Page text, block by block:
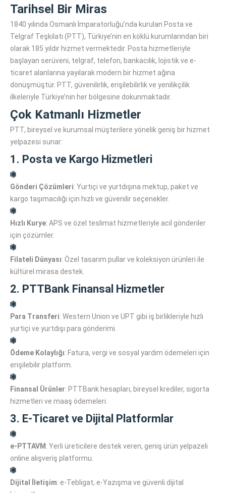
Tarihsel Bir Miras
1840 yılında Osmanlı İmparatorluğu’nda kurulan Posta ve
Telgraf Teşkilatı (PTT), Türkiye’nin en köklü kurumlarından biri
olarak 185 yıldır hizmet vermektedir. Posta hizmetleriyle
başlayan serüveni, telgraf, telefon, bankacılık, lojistik ve e-
ticaret alanlarına yayılarak modern bir hizmet ağına
dönüşmüştür. PTT, güvenilirlik, erişilebilirlik ve yenilikçilik
ilkeleriyle Türkiye’nin her bölgesine dokunmaktadır.
Çok Katmanlı Hizmetler
PTT, bireysel ve kurumsal müşterilere yönelik geniş bir hizmet
yelpazesi sunar:
1. Posta ve Kargo Hizmetleri
Gönderi Çözümleri: Yurtiçi ve yurtdışına mektup, paket ve
kargo taşımacılığı için hızlı ve güvenilir seçenekler.
Hızlı Kurye: APS ve özel teslimat hizmetleriyle acil gönderiler
için çözümler.
Filateli Dünyası: Özel tasarım pullar ve koleksiyon ürünleri ile
kültürel mirasa destek.
2. PTTBank Finansal Hizmetler
Para Transferi: Western Union ve UPT gibi iş birlikleriyle hızlı
yurtiçi ve yurtdışı para gönderimi.
Ödeme Kolaylığı: Fatura, vergi ve sosyal yardım ödemeleri için
erişilebilir platform.
Finansal Ürünler: PTTBank hesapları, bireysel krediler, sigorta
hizmetleri ve maaş ödemeleri.
3. E-Ticaret ve Dijital Platformlar
e-PTTAVM : Yerli üreticilere destek veren, geniş ürün yelpazeli
online alışveriş platformu.
Dijital İletişim: e-Tebligat, e-Yazışma ve güvenli dijital